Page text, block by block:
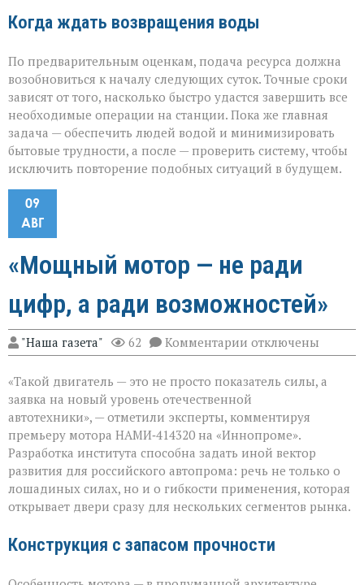
Когда ждать возвращения воды
По предварительным оценкам, подача ресурса должна
возобновиться к началу следующих суток. Точные сроки
зависят от того, насколько быстро удастся завершить все
необходимые операции на станции. Пока же главная
задача — обеспечить людей водой и минимизировать
бытовые трудности, а после — проверить систему, чтобы
исключить повторение подобных ситуаций в будущем.
09
АВГ
«Мощный мотор — не ради
цифр, а ради возможностей»
"Наша газета" 62 Комментарии к
записи
мотор — не
ради
а
ради
возможностей»
отключены
«Такой двигатель — это не просто показатель силы, а
заявка на новый уровень отечественной
автотехники», — отметили эксперты, комментируя
премьеру мотора НАМИ‑414320 на «Иннопроме».
Разработка института способна задать иной вектор
развития для российского автопрома: речь не только о
лошадиных силах, но и о гибкости применения, которая
открывает двери сразу для нескольких сегментов рынка.
Конструкция с запасом прочности